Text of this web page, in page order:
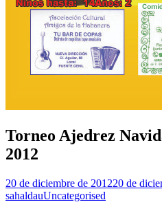
Torneo Ajedrez
2012
20 de diciembre de 201220 de
sahaldauUncategorised